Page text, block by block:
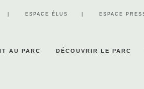
ESPACE ÉLUS ESPACE
AU PARC DÉCOUVRIR LE PARC